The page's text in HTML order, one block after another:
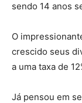
sendo 14 anos
O
crescido seus
a uma taxa de
Já pensou em